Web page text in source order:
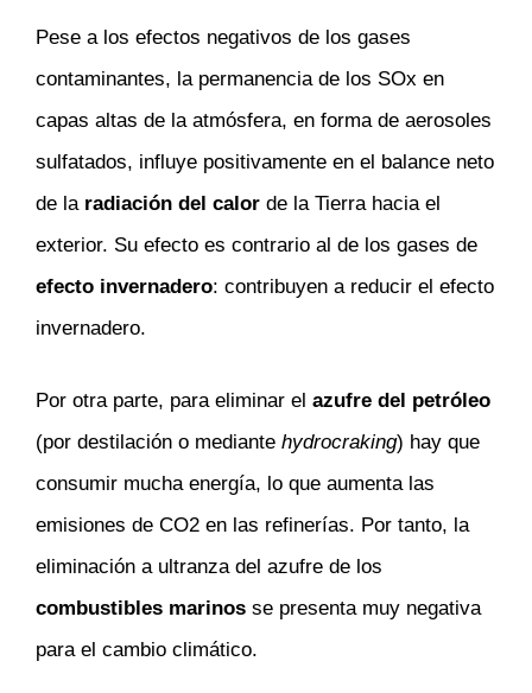
Pese a los efectos negativos de los gases
contaminantes, la permanencia de los SOx en
capas altas de la atmósfera, en forma de aerosoles
sulfatados, influye positivamente en el balance neto
de la radiación del calor de la Tierra hacia el
exterior. Su efecto es contrario al de los gases de
efecto invernadero: contribuyen a reducir el efecto
invernadero.
Por otra parte, para eliminar el azufre del petróleo
(por destilación o mediante hydrocraking) hay que
consumir mucha energía, lo que aumenta las
emisiones de CO2 en las refinerías. Por tanto, la
eliminación a ultranza del azufre de los
combustibles marinos se presenta muy negativa
para el cambio climático.